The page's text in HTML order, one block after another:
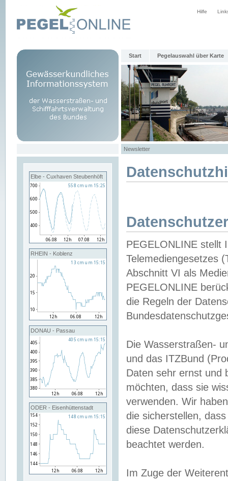
Hilfe
Start Pegelauswahl über Karte
Newsletter
Elbe - Cuxhaven Steubenhöft
RHEIN - Koblenz
DONAU - Passau
ODER - Eisenhüttenstadt
PEGELONLINE stellt
Telemediengesetzes
Abschnitt VI als
PEGELONLINE
die Regeln der
Die Wasserstraßen-
und das ITZBund
Daten sehr ernst und
möchten, dass sie
verwenden. Wir
die sicherstellen,
diese
beachtet werden.
Im Zuge der